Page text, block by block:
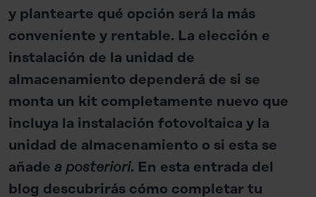
y plantearte qué opción será la más
conveniente y rentable. La elección e
instalación de la unidad de
almacenamiento dependerá de si se
monta un kit completamente nuevo que
incluya la instalación fotovoltaica y la
unidad de almacenamiento o si esta se
añade a posteriori. En esta entrada del
blog descubrirás cómo completar tu